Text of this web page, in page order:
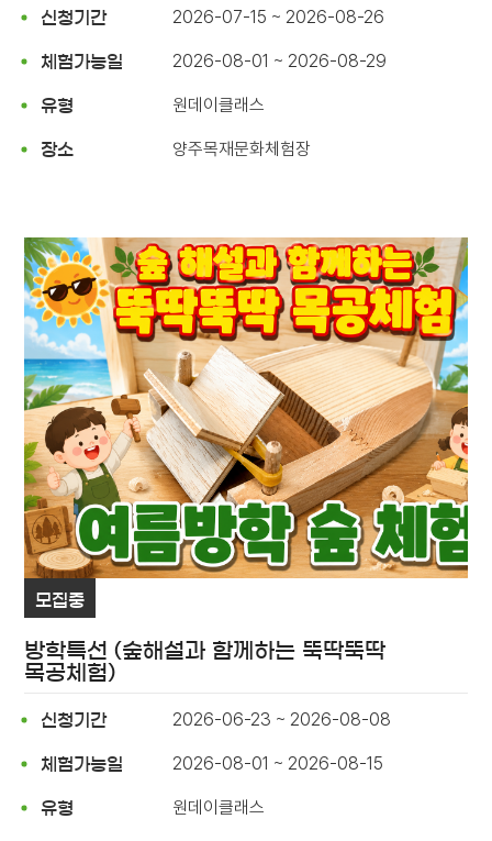
신청기간 2026-07-15 ~ 2026-08-26
체험가능일 2026-08-01 ~ 2026-08-29
유형 원데이클래스
장소 양주목재문화체험장
모집중
방학특선 (숲해설과 함께하는 뚝딱뚝딱
목공체험)
신청기간 2026-06-23 ~ 2026-08-08
체험가능일 2026-08-01 ~ 2026-08-15
유형 원데이클래스